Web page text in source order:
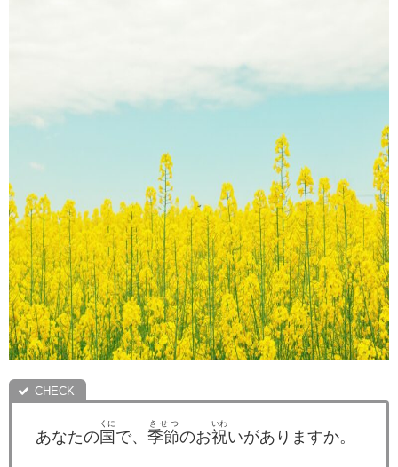
あなたの国
くに
で、 季節
きせつ
のお祝
いわ
いがありますか。